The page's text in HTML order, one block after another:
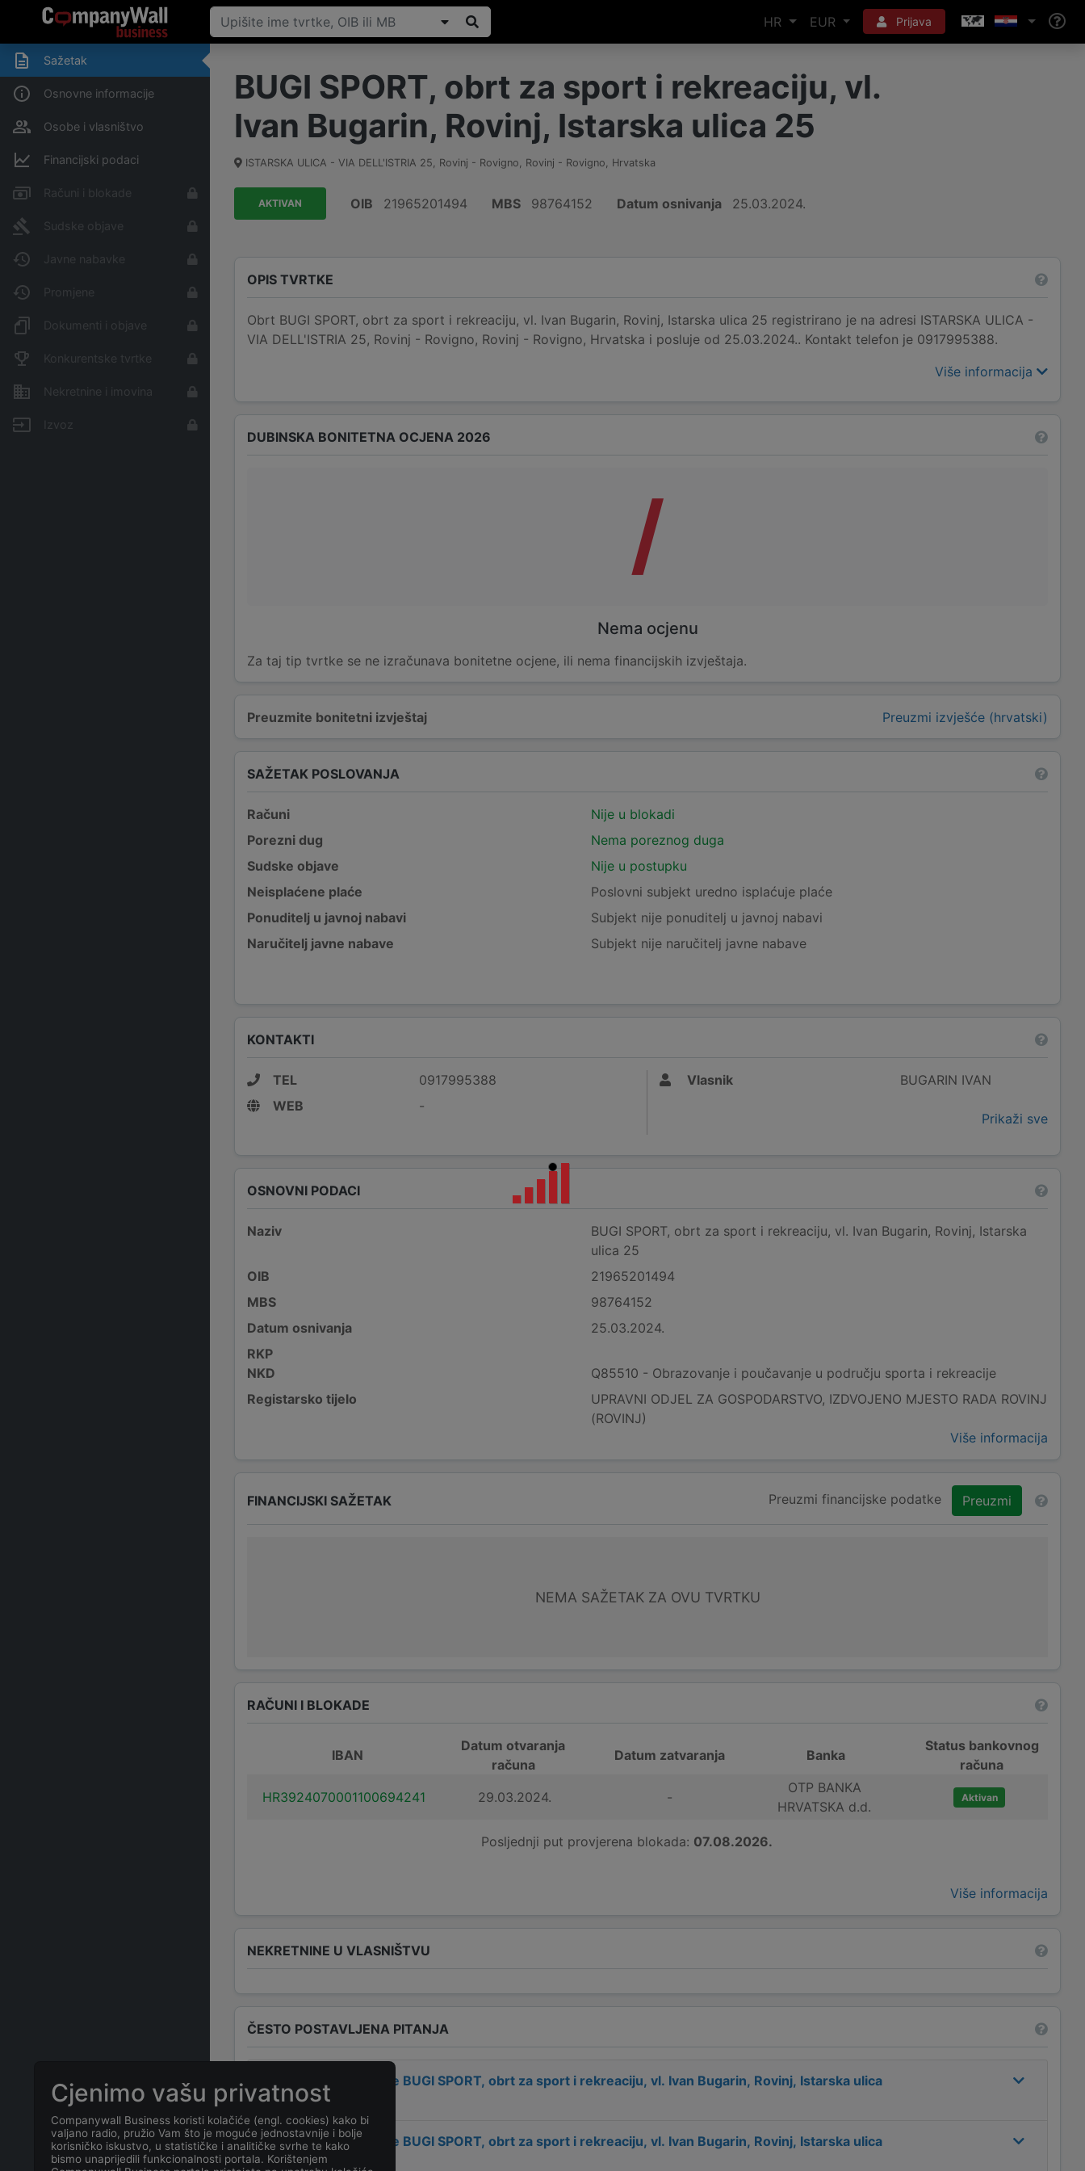
HR EUR Prijava
Sažetak
Osnovne informacije
Osobe i vlasništvo
Financijski podaci
Računi i blokade
Sudske objave
Javne nabavke
Promjene
Dokumenti i objave
Konkurentske tvrtke
Nekretnine i imovina
Izvoz
BUGI SPORT, obrt za sport i rekreaciju, vl.
Ivan Bugarin, Rovinj, Istarska ulica 25
ISTARSKA ULICA - VIA DELL'ISTRIA 25, Rovinj - Rovigno, Rovinj - Rovigno, Hrvatska
AKTIVAN OIB 21965201494 MBS 98764152 Datum osnivanja 25.03.2024.
OPIS TVRTKE
Obrt BUGI SPORT, obrt za sport i rekreaciju, vl. Ivan Bugarin, Rovinj, Istarska ulica 25 registrirano je na adresi ISTARSKA ULICA -
VIA DELL'ISTRIA 25, Rovinj - Rovigno, Rovinj - Rovigno, Hrvatska i posluje od 25.03.2024.. Kontakt telefon je 0917995388.
Više informacija
Preuzmite bonitetni izvještaj Preuzmi izvješće (hrvatski)
DUBINSKA BONITETNA OCJENA 2026
/
Nema ocjenu
Za taj tip tvrtke se ne izračunava bonitetne ocjene, ili nema financijskih izvještaja.
SAŽETAK POSLOVANJA
Računi
Nije u blokadi
Porezni dug
Nema poreznog duga
Sudske objave
Nije u postupku
Neisplaćene plaće
Poslovni subjekt uredno isplaćuje plaće
Ponuditelj u javnoj nabavi
Subjekt nije ponuditelj u javnoj nabavi
Naručitelj javne nabave
Subjekt nije naručitelj javne nabave
KONTAKTI
TEL
0917995388
WEB
-
Vlasnik BUGARIN IVAN
Prikaži sve
OSNOVNI PODACI
Naziv
BUGI SPORT, obrt za sport i rekreaciju, vl. Ivan Bugarin, Rovinj, Istarska
ulica 25
OIB
21965201494
MBS
98764152
Datum osnivanja
25.03.2024.
RKP
NKD
Q85510 - Obrazovanje i poučavanje u području sporta i rekreacije
Registarsko tijelo
UPRAVNI ODJEL ZA GOSPODARSTVO, IZDVOJENO MJESTO RADA ROVINJ
(ROVINJ)
Više informacija
FINANCIJSKI SAŽETAK Preuzmi financijske podatke Preuzmi
NEMA SAŽETAK ZA OVU TVRTKU
RAČUNI I BLOKADE
IBAN
Datum otvaranja
računa
Datum zatvaranja Banka
Status bankovnog
računa
HR3924070001100694241
29.03.2024. -
OTP BANKA
HRVATSKA d.d.
Aktivan
Posljednji put provjerena blokada: 07.08.2026.
Više informacija
NEKRETNINE U VLASNIŠTVU
ČESTO POSTAVLJENA PITANJA
Koja je adresa tvrtke BUGI SPORT, obrt za sport i rekreaciju, vl. Ivan Bugarin, Rovinj, Istarska ulica
25 ?
Koji je kontakt tvrtke BUGI SPORT, obrt za sport i rekreaciju, vl. Ivan Bugarin, Rovinj, Istarska ulica
25?
Cjenimo vašu privatnost
Companywall Business koristi kolačiće (engl. cookies) kako bi
valjano radio, pružio Vam što je moguće jednostavnije i bolje
korisničko iskustvo, u statističke i analitičke svrhe te kako
bismo unaprijedili funkcionalnosti portala. Korištenjem